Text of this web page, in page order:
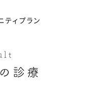
ティプラン
診療